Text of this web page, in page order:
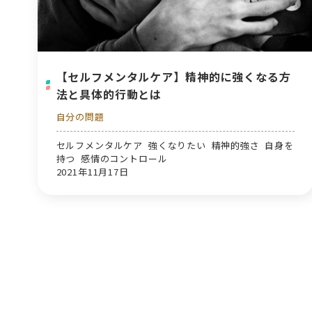
【セルフメンタルケア】精神的に強くなる方
法と具体的行動とは
自分の問題
セルフメンタルケア 強くなりたい 精神的強さ 自身を
持つ 感情のコントロール
2021年11月17日